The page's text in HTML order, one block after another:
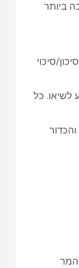
ביותר
סיכוי
לשיאו. כל